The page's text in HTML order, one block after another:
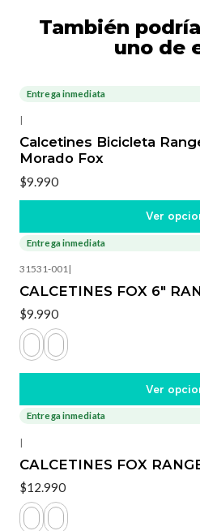
También
uno de
Entrega inmediata
|
Calcetines Bicicleta
Morado Fox
$9.990
Ver
Entrega inmediata
31531-001 |
CALCETINES FOX 6"
$9.990
Ver
Entrega inmediata
|
CALCETINES FOX
$12.990